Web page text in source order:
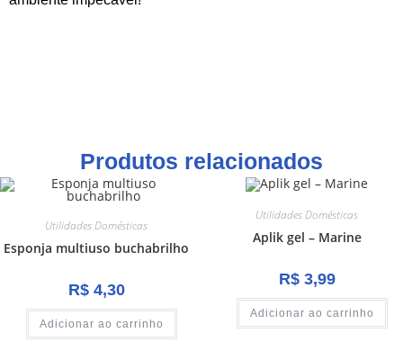
Produtos relacionados
Utilidades Domésticas
Esponja multiuso buchabrilho
R$4,30
Adicionar ao carrinho
Utilidades Domésticas
Aplik gel – Marine
R$3,99
Adicionar ao carrinho